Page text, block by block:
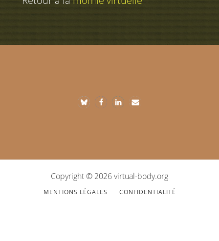
Copyright © 2026 virtual-body.org
MENTIONS LÉGALES CONFIDENTIALITÉ